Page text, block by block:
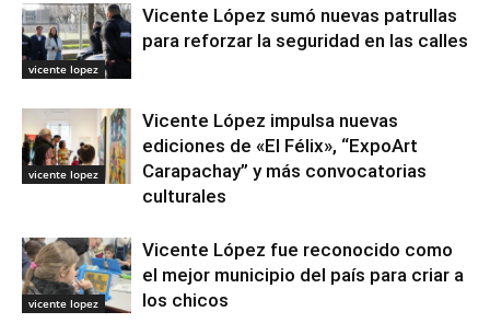
vicente lopez
Vicente López sumó nuevas patrullas
para reforzar la seguridad en las calles
vicente lopez
Vicente López impulsa nuevas
ediciones de «El Félix», “ExpoArt
Carapachay” y más convocatorias
culturales
vicente lopez
Vicente López fue reconocido como
el mejor municipio del país para criar a
los chicos